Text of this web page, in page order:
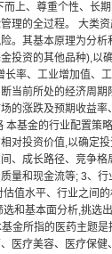
而上、尊重个性、长
理的全过程。 大类
。其基本原理为分
投资的其他品种),以
长率、工业增加值、
当前所处的经济周
的涨跌及预期收益
本基金的行业配置策
对投资价值,以确定
、成长路径、竞争
量和现金流等; 3、
值水平、行业之间
和基本面分析,挑选
金所指的医药主题
医疗美容、医疗保